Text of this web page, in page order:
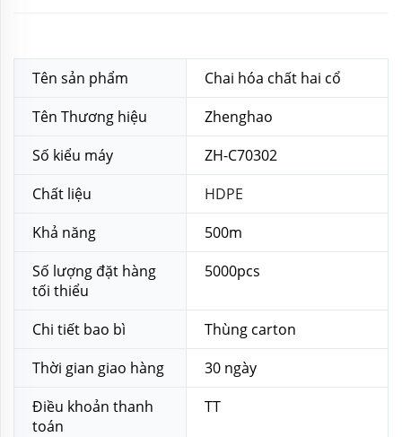
Tên sản phẩm
Chai hóa chất hai cổ
Tên Thương hiệu
Zhenghao
Số kiểu máy
ZH-C70302
Chất liệu
HDPE
Khả năng
500m
Số lượng đặt hàng
tối thiểu
5000pcs
Chi tiết bao bì
Thùng carton
Thời gian giao hàng
30 ngày
Điều khoản thanh
toán
TT